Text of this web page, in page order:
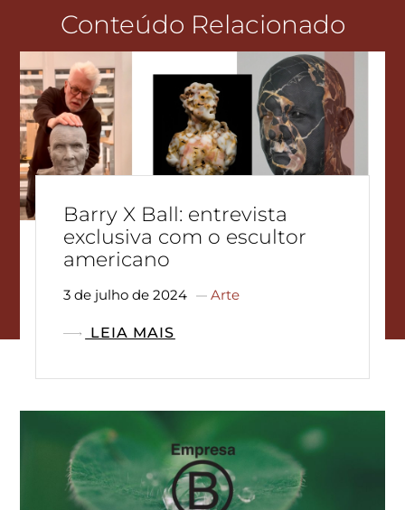
Conteúdo Relacionado
Barry X Ball: entrevista
exclusiva com o escultor
americano
3 de julho de 2024 Arte
LEIA MAIS